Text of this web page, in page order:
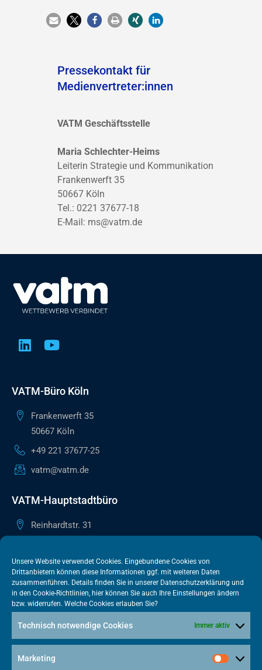
Unsere Website verwendet Cookies. Eingebundene Cookies von
Drittanbietern können diese Informationen ggf. mit weiteren Daten
zusammenführen. Details finden Sie in unserer Datenschutzerklärung und
in den Cookie-Richtlinien, hier können Sie auch Ihre Einstellungen ändern
bzw. widerrufen. Welche Cookies erlauben Sie?
Technisch notwendige Cookies Immer aktiv
Marketing
Pressekontakt für
Medienvertreter:innen
VATM Geschäftsstelle
Maria Schlechter-Heims
Leiterin Strategie und Kommunikation
Frankenwerft 35
50667 Köln
Tel.: 0221 37677-18
E-Mail: ms@vatm.de
VATM-Büro Köln
Frankenwerft 35
50667 Köln
+49 221 37677-25
vatm@vatm.de
VATM-Hauptstadtbüro
Reinhardtstr. 31
+49 30 505615-38
berlin@vatm.de
VATM-Büro Brüssel